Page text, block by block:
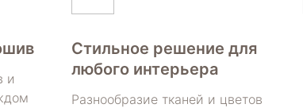
и
Стильное решение для
любого интерьера
Разнообразие тканей и цветов